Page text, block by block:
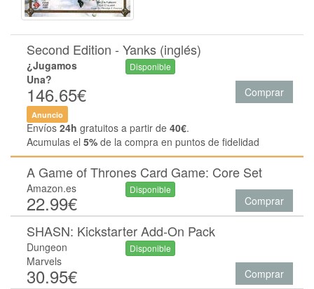
Second Edition - Yanks (inglés)
¿Jugamos
Una?
146.65€
Disponible
Comprar
Anuncio
Envíos 24h gratuitos a partir de 40€.
Acumulas el 5% de la compra en puntos de fidelidad
A Game of Thrones Card Game: Core Set
Amazon.es
22.99€
Disponible
Comprar
SHASN: Kickstarter Add-On Pack
Dungeon
Marvels
30.95€
Disponible
Comprar